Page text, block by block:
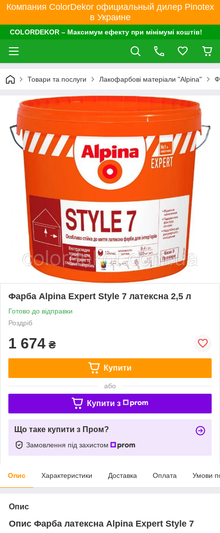
Компания ColorDekor официальный дилер Pinotex
в Украине
COLORDEKOR – Максимум ефекту при мінімумі коштів!
Товари та послуги Лакофарбові матеріали "Alpina"
Фарба Alpina Expert Style 7 латексна 2,5 л
Готово до відправки
Роздріб
1 674 ₴
Купити
або
Купити з
Що таке купити з Пром?
Замовлення під захистом
Опис Характеристики Доставка Оплата Умови
Опис
Опис Фарба латексна Alpina Expert Style 7